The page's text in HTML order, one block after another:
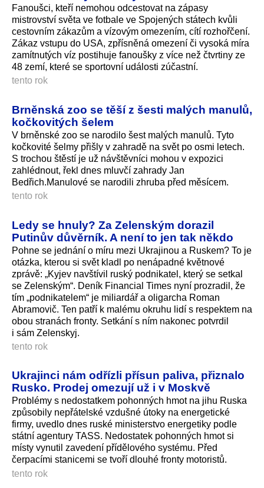
Fanoušci, kteří nemohou odcestovat na zápasy
mistrovství světa ve fotbale ve Spojených státech kvůli
cestovním zákazům a vízovým omezením, cítí rozhořčení.
Zákaz vstupu do USA, zpřísněná omezení či vysoká míra
zamítnutých víz postihuje fanoušky z více než čtvrtiny ze
48 zemí, které se sportovní události zúčastní.
tento rok
Brněnská zoo se těší z šesti malých manulů,
kočkovitých šelem
V brněnské zoo se narodilo šest malých manulů. Tyto
kočkovité šelmy přišly v zahradě na svět po osmi letech.
S trochou štěstí je už návštěvníci mohou v expozici
zahlédnout, řekl dnes mluvčí zahrady Jan
Bedřich.Manulové se narodili zhruba před měsícem.
tento rok
Ledy se hnuly? Za Zelenským dorazil
Putinův důvěrník. A není to jen tak někdo
Pohne se jednání o míru mezi Ukrajinou a Ruskem? To je
otázka, kterou si svět kladl po nenápadné květnové
zprávě: „Kyjev navštívil ruský podnikatel, který se setkal
se Zelenským“. Deník Financial Times nyní prozradil, že
tím „podnikatelem“ je miliardář a oligarcha Roman
Abramovič. Ten patří k malému okruhu lidí s respektem na
obou stranách fronty. Setkání s ním nakonec potvrdil
i sám Zelenskyj.
tento rok
Ukrajinci nám odřízli přísun paliva, přiznalo
Rusko. Prodej omezují už i v Moskvě
Problémy s nedostatkem pohonných hmot na jihu Ruska
způsobily nepřátelské vzdušné útoky na energetické
firmy, uvedlo dnes ruské ministerstvo energetiky podle
státní agentury TASS. Nedostatek pohonných hmot si
místy vynutil zavedení přídělového systému. Před
čerpacími stanicemi se tvoří dlouhé fronty motoristů.
tento rok